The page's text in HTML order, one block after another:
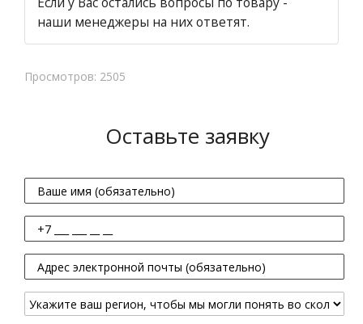
наши менеджеры на них ответят.
Просмотров: 2505
Оставьте заявку